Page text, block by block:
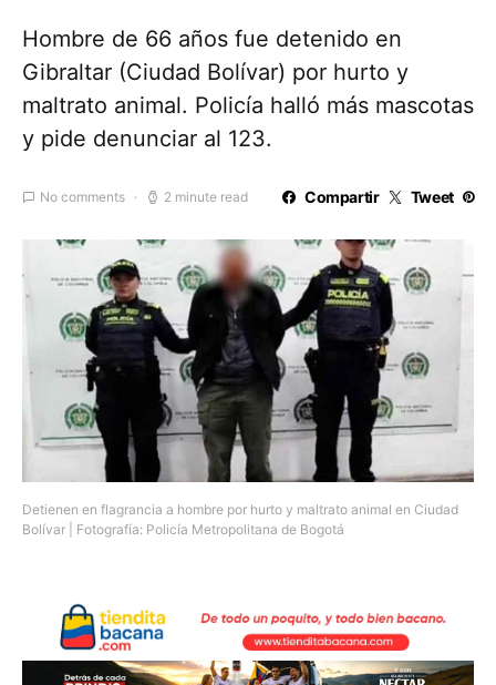
Hombre de 66 años fue detenido en
Gibraltar (Ciudad Bolívar) por hurto y
maltrato animal. Policía halló más mascotas
y pide denunciar al 123.
No comments 2 minute read Compartir Tweet
Detienen en flagrancia a hombre por hurto y maltrato animal en Ciudad
Bolívar | Fotografía: Policía Metropolitana de Bogotá